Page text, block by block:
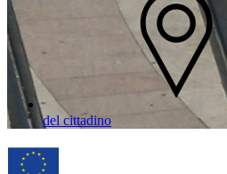
del cittadino